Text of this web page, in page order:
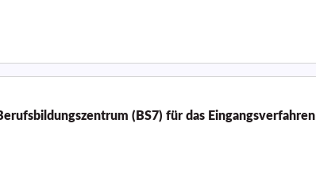
(BS7) für das Eingangsverfahren